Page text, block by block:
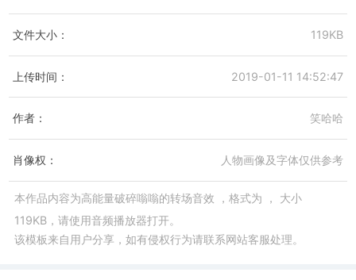
文件大小： 119KB
上传时间： 2019-01-11 14:52:47
作者： 笑哈哈
肖像权： 人物画像及字体仅供参考
本作品内容为高能量破碎嗡嗡的转场音效 ，格式为
， 大小
119KB，请使用音频播放器打开。
该模板来自用户分享，如有侵权行为请联系网站客服处理。